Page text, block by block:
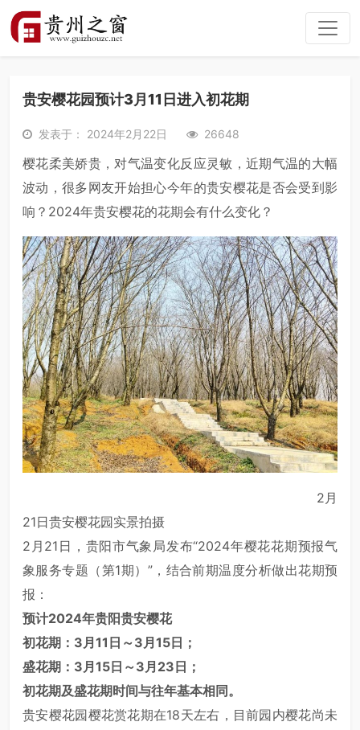
贵安樱花园预计3月11日进入初花期
发表于： 2024年2月22日 26648
樱花柔美娇贵，对气温变化反应灵敏，近期气温的大幅
波动，很多网友开始担心今年的贵安樱花是否会受到影
响？2024年贵安樱花的花期会有什么变化？
2月
21日贵安樱花园实景拍摄
2月21日，贵阳市气象局发布“2024年樱花花期预报气
象服务专题（第1期）”，结合前期温度分析做出花期预
报：
预计2024年贵阳贵安樱花
初花期：3月11日～3月15日；
盛花期：3月15日～3月23日；
初花期及盛花期时间与往年基本相同。
贵安樱花园樱花赏花期在18天左右，目前园内樱花尚未